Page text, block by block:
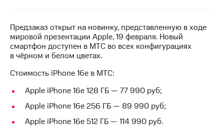
Интервью
Финансовая
отчетность
Контакты
Новости
регионе
Предзаказ открыт на новинку, представленную в ходе
мировой презентации Apple, 19 февраля. Новый
смартфон доступен в МТС во всех конфигурациях
в чёрном и белом цветах.
Стоимость iPhone 16е в МТС:
Apple iPhone 16е 128 ГБ — 77 990 руб;
Apple iPhone 16е 256 ГБ — 89 990 руб;
Apple iPhone 16е 512 ГБ — 114 990 руб.